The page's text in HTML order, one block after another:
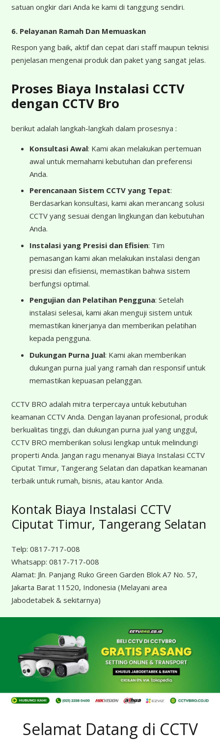
satuan ongkir dari Anda ke kami di tanggung sendiri.
6. Pelayanan Ramah Dan Memuaskan
Respon yang baik, aktif dan cepat dari staff maupun teknisi
penjelasan mengenai produk dan paket yang sangat jelas.
Proses Biaya Instalasi CCTV
dengan CCTV Bro
berikut adalah langkah-langkah dalam prosesnya :
Konsultasi Awal: Kami akan melakukan pertemuan
awal untuk memahami kebutuhan dan preferensi
Anda.
Perencanaan Sistem CCTV yang Tepat:
Berdasarkan konsultasi, kami akan merancang solusi
CCTV yang sesuai dengan lingkungan dan kebutuhan
Anda.
Instalasi yang Presisi dan Efisien: Tim
pemasangan kami akan melakukan instalasi dengan
presisi dan efisiensi, memastikan bahwa sistem
berfungsi optimal.
Pengujian dan Pelatihan Pengguna: Setelah
instalasi selesai, kami akan menguji sistem untuk
memastikan kinerjanya dan memberikan pelatihan
kepada pengguna.
Dukungan Purna Jual: Kami akan memberikan
dukungan purna jual yang ramah dan responsif untuk
memastikan kepuasan pelanggan.
CCTV BRO adalah mitra terpercaya untuk kebutuhan
keamanan CCTV Anda. Dengan layanan profesional, produk
berkualitas tinggi, dan dukungan purna jual yang unggul,
CCTV BRO memberikan solusi lengkap untuk melindungi
properti Anda. Jangan ragu menanyai Biaya Instalasi CCTV
Ciputat Timur, Tangerang Selatan dan dapatkan keamanan
terbaik untuk rumah, bisnis, atau kantor Anda.
Kontak Biaya Instalasi CCTV
Ciputat Timur, Tangerang Selatan
Telp: 0817-717-008
Whatsapp: 0817-717-008
Alamat: Jln. Panjang Ruko Green Garden Blok A7 No. 57,
Jakarta Barat 11520, Indonesia (Melayani area
Jabodetabek & sekitarnya)
Selamat Datang di CCTV